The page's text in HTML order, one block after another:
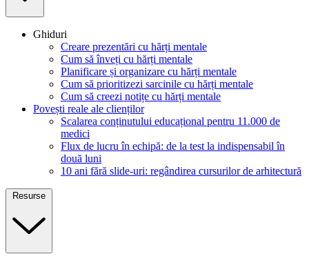
Ghiduri
Creare prezentări cu hărți mentale
Cum să înveți cu hărți mentale
Planificare și organizare cu hărți mentale
Cum să prioritizezi sarcinile cu hărți mentale
Cum să creezi notițe cu hărți mentale
Povești reale ale clienților
Scalarea conținutului educațional pentru 11.000 de
medici
Flux de lucru în echipă: de la test la indispensabil în
două luni
10 ani fără slide-uri: regândirea cursurilor de arhitectură
Resurse